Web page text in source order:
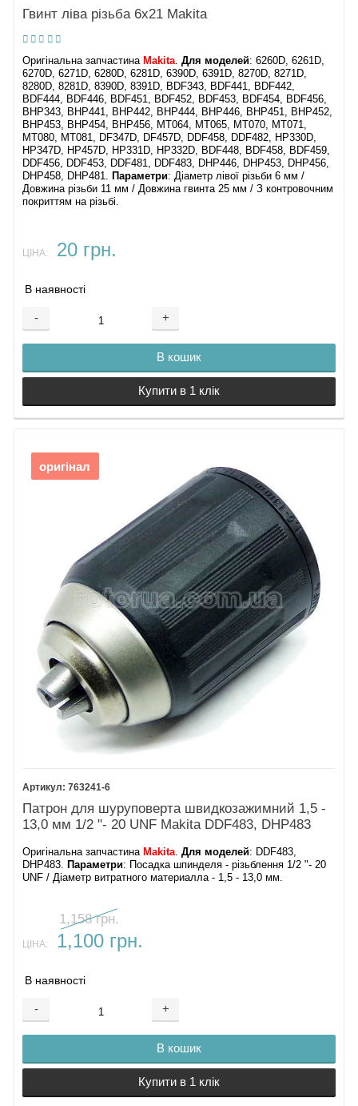
Гвинт ліва різьба 6х21 Makita
Оригінальна запчастина Makita .Для моделей: 6260D, 6261D,
6270D, 6271D, 6280D, 6281D, 6390D, 6391D, 8270D, 8271D,
8280D, 8281D, 8390D, 8391D, BDF343, BDF441, BDF442,
BDF444, BDF446, BDF451, BDF452, BDF453, BDF454, BDF456,
BHP343, BHP441, BHP442, BHP444, BHP446, BHP451, BHP452,
BHP453, BHP454, BHP456, MT064, MT065, MT070, MT071,
MT080, MT081, DF347D, DF457D, DDF458, DDF482, HP330D,
HP347D, HP457D, HP331D, HP332D, BDF448, BDF458, BDF459,
DDF456, DDF453, DDF481, DDF483, DHP446, DHP453, DHP456,
DHP458, DHP481​.
Параметри: Діаметр лівої різьби 6 мм /
Довжина різьби 11 мм / Довжина гвинта 25 мм / З контровочним
покриттям на різьбі.
ЦІНА: 20 грн.
В наявності
- +
В кошик
Купити в 1 клік
оригінал
763241-6
Патрон для шуруповерта швидкозажимний 1,5 -
13,0 мм 1/2 "- 20 UNF Makita DDF483, DHP483
Оригінальна запчастина Makita.Для моделей: DDF483,
DHP483. Параметри: Посадка шпинделя - різьблення 1/2 "- 20
UNF / Діаметр витратного материалла - 1,5 - 13,0 мм.
1,158 грн.
ЦІНА: 1,100 грн.
В наявності
- +
В кошик
Купити в 1 клік